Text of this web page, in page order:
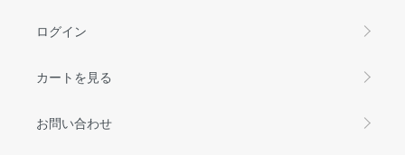
ログイン
カートを見る
お問い合わせ